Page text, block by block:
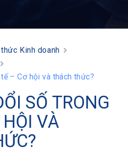
thức Kinh doanh
– Cơ hội và thách thức?
SỐ TRONG
VÀ